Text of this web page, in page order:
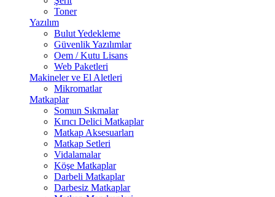
Toner
Yazılım
Bulut Yedekleme
Güvenlik Yazılımlar
Oem / Kutu Lisans
Web Paketleri
Makineler ve El Aletleri
Mikromatlar
Matkaplar
Somun Sıkmalar
Kırıcı Delici Matkaplar
Matkap Aksesuarları
Matkap Setleri
Vidalamalar
Köşe Matkaplar
Darbeli Matkaplar
Darbesiz Matkaplar